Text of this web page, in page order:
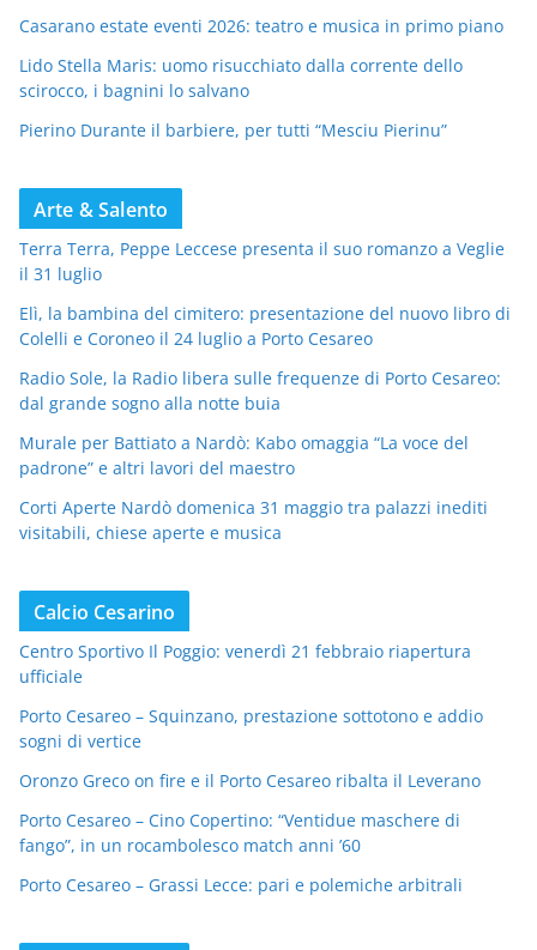
Casarano estate eventi 2026: teatro e musica in primo piano
Lido Stella Maris: uomo risucchiato dalla corrente dello
scirocco, i bagnini lo salvano
Pierino Durante il barbiere, per tutti “Mesciu Pierinu”
Arte & Salento
Terra Terra, Peppe Leccese presenta il suo romanzo a Veglie
il 31 luglio
Elì, la bambina del cimitero: presentazione del nuovo libro di
Colelli e Coroneo il 24 luglio a Porto Cesareo
Radio Sole, la Radio libera sulle frequenze di Porto Cesareo:
dal grande sogno alla notte buia
Murale per Battiato a Nardò: Kabo omaggia “La voce del
padrone” e altri lavori del maestro
Corti Aperte Nardò domenica 31 maggio tra palazzi inediti
visitabili, chiese aperte e musica
Calcio Cesarino
Centro Sportivo Il Poggio: venerdì 21 febbraio riapertura
ufficiale
Porto Cesareo – Squinzano, prestazione sottotono e addio
sogni di vertice
Oronzo Greco on fire e il Porto Cesareo ribalta il Leverano
Porto Cesareo – Cino Copertino: “Ventidue maschere di
fango”, in un rocambolesco match anni ’60
Porto Cesareo – Grassi Lecce: pari e polemiche arbitrali